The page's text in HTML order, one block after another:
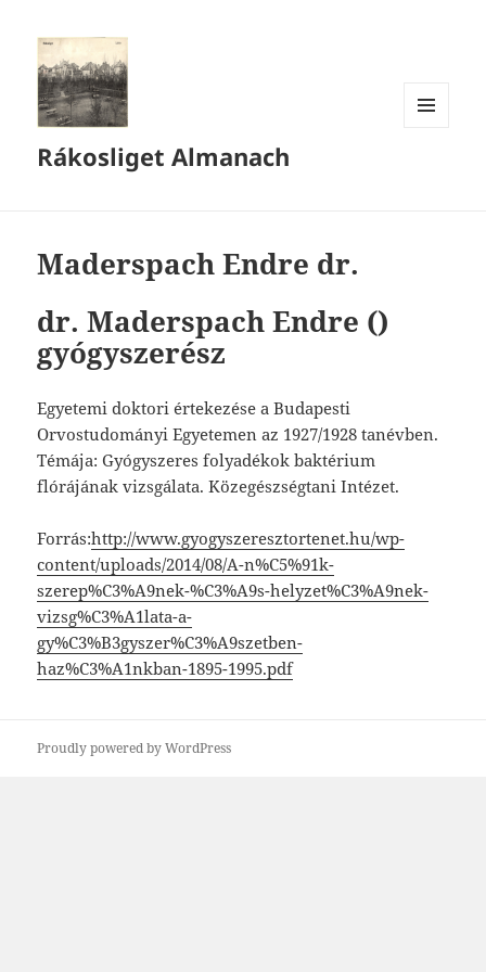
Rákosliget Almanach
Maderspach Endre dr.
dr. Maderspach Endre ()
gyógyszerész
Egyetemi doktori értekezése a Budapesti
Orvostudományi Egyetemen az 1927/1928 tanévben.
Témája: Gyógyszeres folyadékok baktérium
flórájának vizsgálata. Közegészségtani Intézet.
Forrás:http://www.gyogyszeresztortenet.hu/wp-
content/uploads/2014/08/A-n%C5%91k-
szerep%C3%A9nek-%C3%A9s-helyzet%C3%A9nek-
vizsg%C3%A1lata-a-
gy%C3%B3gyszer%C3%A9szetben-
haz%C3%A1nkban-1895-1995.pdf
Proudly powered by WordPress